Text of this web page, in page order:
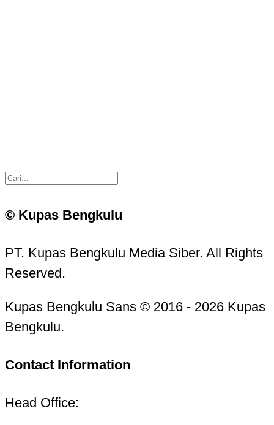
© Kupas Bengkulu
PT. Kupas Bengkulu Media Siber. All Rights
Reserved.
Kupas Bengkulu Sans © 2016 - 2026 Kupas
Bengkulu.
Contact Information
Head Office: